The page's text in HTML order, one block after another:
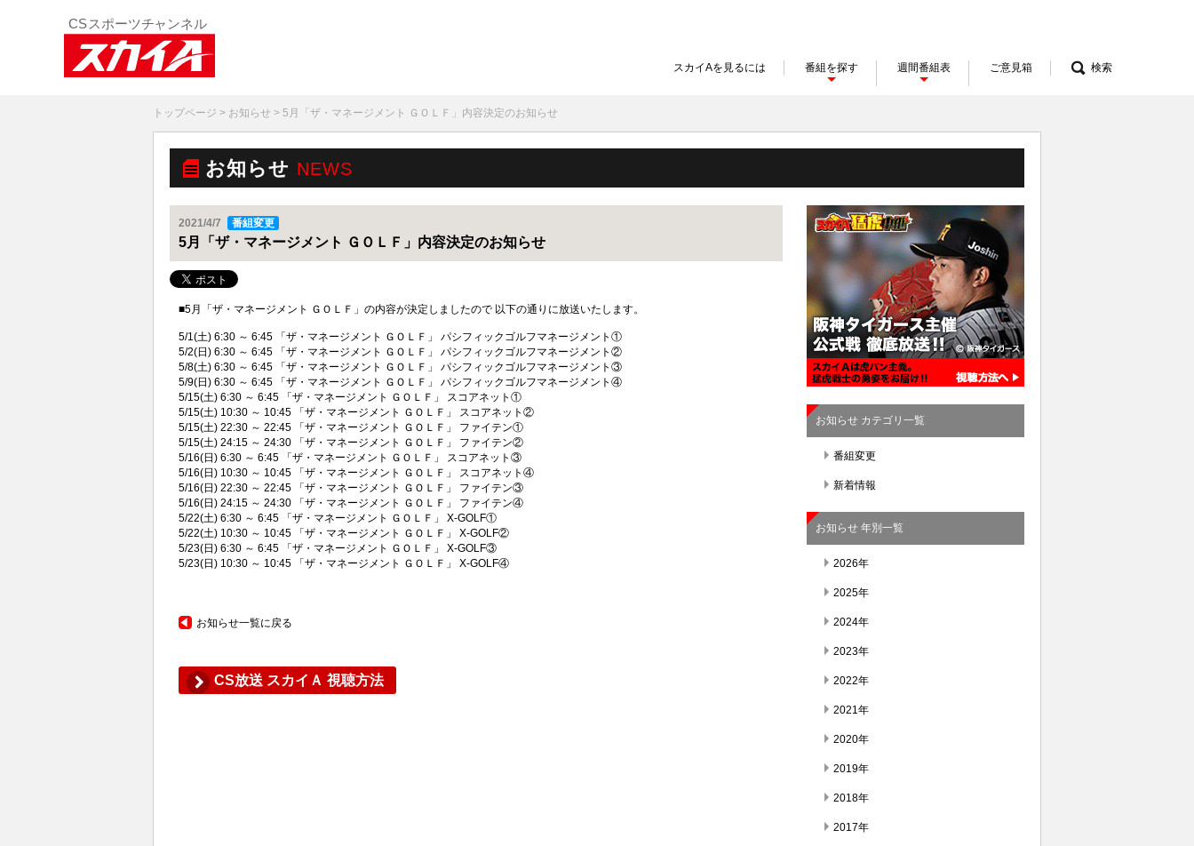
スカイAを見るには 番組を探す 週間番組表 ご意見箱 検索
トップページ > お知らせ > 5月「ザ・マネージメント ＧＯＬＦ」内容決定のお知らせ
お知らせ NEWS
2021/4/7 番組変更
5月「ザ・マネージメント ＧＯＬＦ」内容決定のお知らせ
■5月「ザ・マネージメント ＧＯＬＦ」の内容が決定しましたので 以下の通りに放送いたします。
5/1(土) 6:30 ～ 6:45 「ザ・マネージメント ＧＯＬＦ」 パシフィックゴルフマネージメント①
5/2(日) 6:30 ～ 6:45 「ザ・マネージメント ＧＯＬＦ」 パシフィックゴルフマネージメント②
5/8(土) 6:30 ～ 6:45 「ザ・マネージメント ＧＯＬＦ」 パシフィックゴルフマネージメント③
5/9(日) 6:30 ～ 6:45 「ザ・マネージメント ＧＯＬＦ」 パシフィックゴルフマネージメント④
5/15(土) 6:30 ～ 6:45 「ザ・マネージメント ＧＯＬＦ」 スコアネット①
5/15(土) 10:30 ～ 10:45 「ザ・マネージメント ＧＯＬＦ」 スコアネット②
5/15(土) 22:30 ～ 22:45 「ザ・マネージメント ＧＯＬＦ」 ファイテン①
5/15(土) 24:15 ～ 24:30 「ザ・マネージメント ＧＯＬＦ」 ファイテン②
5/16(日) 6:30 ～ 6:45 「ザ・マネージメント ＧＯＬＦ」 スコアネット③
5/16(日) 10:30 ～ 10:45 「ザ・マネージメント ＧＯＬＦ」 スコアネット④
5/16(日) 22:30 ～ 22:45 「ザ・マネージメント ＧＯＬＦ」 ファイテン③
5/16(日) 24:15 ～ 24:30 「ザ・マネージメント ＧＯＬＦ」 ファイテン④
5/22(土) 6:30 ～ 6:45 「ザ・マネージメント ＧＯＬＦ」 X-GOLF①
5/22(土) 10:30 ～ 10:45 「ザ・マネージメント ＧＯＬＦ」 X-GOLF②
5/23(日) 6:30 ～ 6:45 「ザ・マネージメント ＧＯＬＦ」 X-GOLF③
5/23(日) 10:30 ～ 10:45 「ザ・マネージメント ＧＯＬＦ」 X-GOLF④
お知らせ一覧に戻る
CS放送 スカイＡ 視聴方法
お知らせ カテゴリ一覧
番組変更
新着情報
お知らせ 年別一覧
2026年
2025年
2024年
2023年
2022年
2021年
2020年
2019年
2018年
2017年